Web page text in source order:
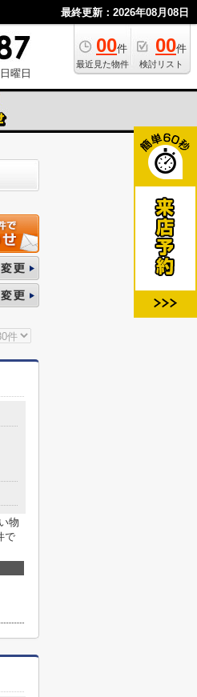
最終更新：2026年08月08日
00件
最近見た物件
00件
検討リスト
曜日
物
で